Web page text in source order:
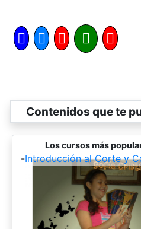
Contenidos que te
Los cursos más
-Introducción al Corte y